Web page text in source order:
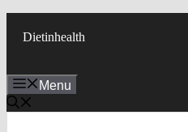
Dietinhealth
Menu